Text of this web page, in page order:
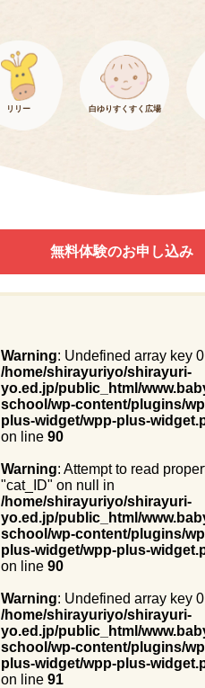
リリー 白ゆりすくすく広場
無料体験のお申し込み
Warning: Undefined array key
/home/shirayuriyo/shirayuri-
yo.ed.jp/public_html/
school/wp-content/plugins/
plus-widget/wpp-plus-
on line90
Warning: Attempt to read
"cat_ID" on null in
/home/shirayuriyo/shirayuri-
yo.ed.jp/public_html/
school/wp-content/plugins/
plus-widget/wpp-plus-
on line90
Warning: Undefined array key
/home/shirayuriyo/shirayuri-
yo.ed.jp/public_html/
school/wp-content/plugins/
plus-widget/wpp-plus-
on line91